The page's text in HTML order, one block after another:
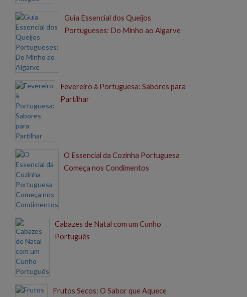
Guia Essencial dos Queijos
Portugueses: Do Minho ao Algarve
Fevereiro à Portuguesa: Sabores para
Partilhar
O Essencial da Cozinha Portuguesa
Começa nos Condimentos
Cabazes de Natal com um Cunho
Português
Frutos Secos: O Sabor que Aquece